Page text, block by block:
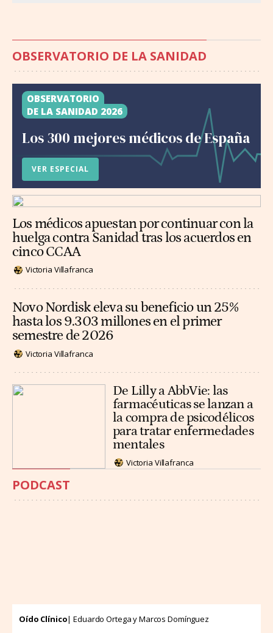
OBSERVATORIO DE LA SANIDAD
OBSERVATORIO
DE LA SANIDAD 2026
Los 300 mejores médicos de España
VER ESPECIAL
Los médicos apuestan por continuar con la
huelga contra Sanidad tras los acuerdos en
cinco CCAA
Victoria Villafranca
Novo Nordisk eleva su beneficio un 25%
hasta los 9.303 millones en el primer
semestre de 2026
Victoria Villafranca
De Lilly a AbbVie: las
farmacéuticas se lanzan a
la compra de psicodélicos
para tratar enfermedades
mentales
Victoria Villafranca
PODCAST
Oído Clínico| Eduardo Ortega y Marcos Domínguez